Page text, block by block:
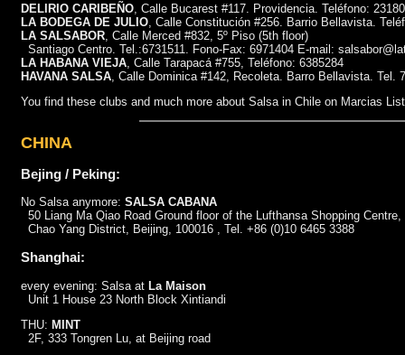
DELIRIO CARIBEÑO , Calle Bucarest #117. Providencia. Teléfono:
LA BODEGA DE JULIO , Calle Constitución #256. Barrio Bellavista.
LA SALSABOR , Calle Merced #832, 5º Piso (5th floor)
Santiago Centro. Tel.:6731511. Fono-Fax: 6971404 E-mail:
LA HABANA VIEJA , Calle Tarapacá #755, Teléfono: 6385284
HAVANA SALSA , Calle Dominica #142, Recoleta. Barro Bellavista. Tel.
You find these clubs and much more about Salsa in Chile on Marcias
CHINA
Bejing / Peking:
No Salsa anymore: SALSA CABANA
50 Liang Ma Qiao Road Ground floor of the Lufthansa Shopping Centre,
Chao Yang District, Beijing, 100016 , Tel. +86 (0)10 6465 3388
Shanghai:
every evening: Salsa at La Maison
Unit 1 House 23 North Block Xintiandi
THU: MINT
2F, 333 Tongren Lu, at Beijing road